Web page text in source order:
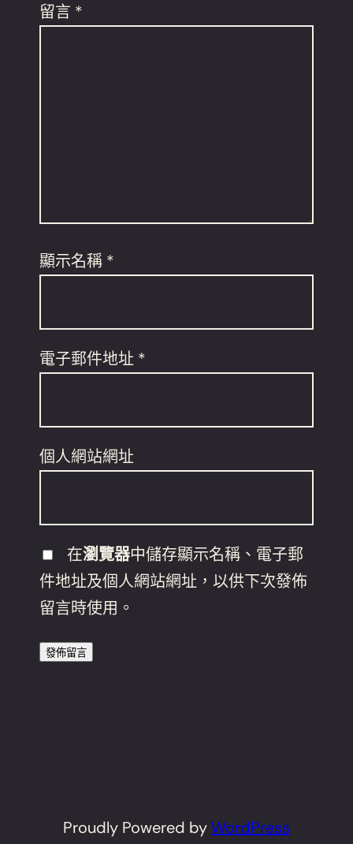
留言 *
顯示名稱 *
電子郵件地址 *
個人網站網址
在瀏覽器中儲存顯示名稱、電子郵
件地址及個人網站網址，以供下次發佈
留言時使用。
Proudly Powered byWordPress